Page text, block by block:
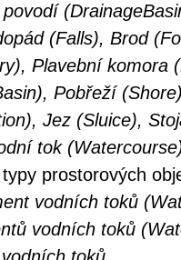
(Falls), Brod
Plavební komora
Pobřeží
Jez (Sluice),
tok
prostorových
vodních toků
vodních toků